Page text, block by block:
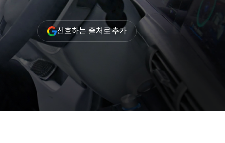
선호하는 출처로 추가(새
창